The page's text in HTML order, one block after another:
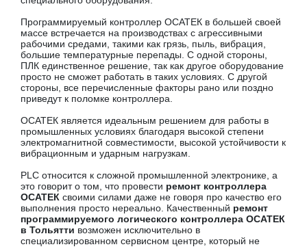
Программируемый контроллер ОСАТЕК в большей своей
массе встречается на производствах с агрессивными
рабочими средами, такими как грязь, пыль, вибрация,
большие температурные перепады. С одной стороны,
ПЛК единственное решение, так как другое оборудование
просто не сможет работать в таких условиях. С другой
стороны, все перечисленные факторы рано или поздно
приведут к поломке контроллера.
ОСАТЕК является идеальным решением для работы в
промышленных условиях благодаря высокой степени
электромагнитной совместимости, высокой устойчивости к
вибрационным и ударным нагрузкам.
PLC относится к сложной промышленной электронике, а
это говорит о том, что провести ремонт контроллера
ОСАТЕК своими силами даже не говоря про качество его
выполнения просто нереально. Качественный ремонт
программируемого логического контроллера ОСАТЕК
в Тольятти возможен исключительно в
специализированном сервисном центре, который не